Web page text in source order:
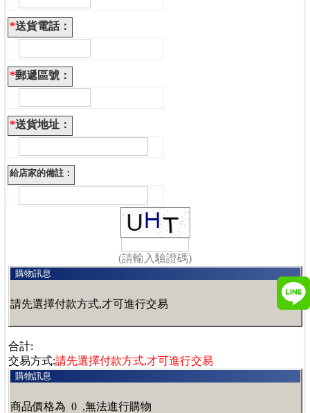
*送貨電話：
*郵遞區號：
*送貨地址：
給店家的備註：
(請輸入驗證碼)
購物訊息
請先選擇付款方式,才可進行交易
合計:
交易方式:請先選擇付款方式,才可進行交易
購物訊息
商品價格為 0 ,無法進行購物